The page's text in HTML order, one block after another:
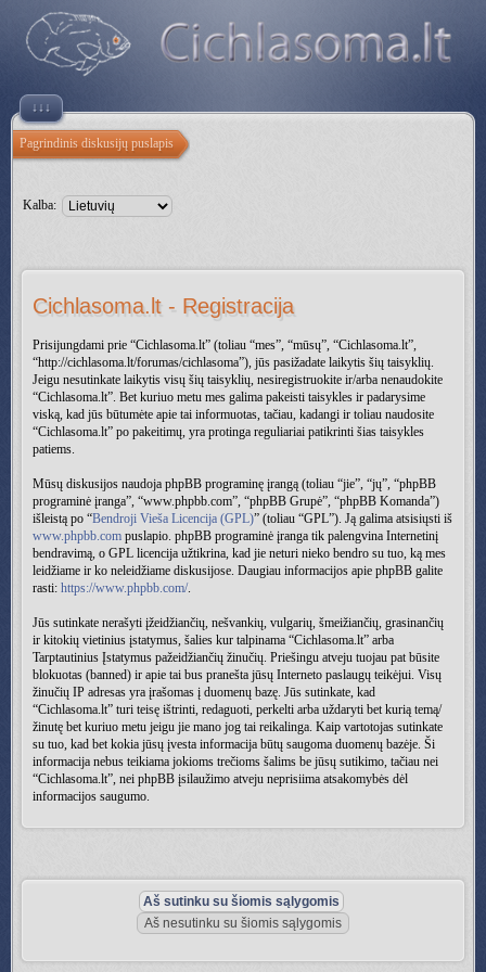
↓↓↓
Pagrindinis diskusijų puslapis
Kalba:
Cichlasoma.lt - Registracija
Prisijungdami prie “Cichlasoma.lt” (toliau “mes”, “mūsų”, “Cichlasoma.lt”,
“http://cichlasoma.lt/forumas/cichlasoma”), jūs pasižadate laikytis šių taisyklių.
Jeigu nesutinkate laikytis visų šių taisyklių, nesiregistruokite ir/arba nenaudokite
“Cichlasoma.lt”. Bet kuriuo metu mes galima pakeisti taisykles ir padarysime
viską, kad jūs būtumėte apie tai informuotas, tačiau, kadangi ir toliau naudosite
“Cichlasoma.lt” po pakeitimų, yra protinga reguliariai patikrinti šias taisykles
patiems.
Mūsų diskusijos naudoja phpBB programinę įrangą (toliau “jie”, “jų”, “phpBB
programinė įranga”, “www.phpbb.com”, “phpBB Grupė”, “phpBB Komanda”)
išleistą po “Bendroji Vieša Licencija (GPL)” (toliau “GPL”). Ją galima atsisiųsti iš
www.phpbb.com puslapio. phpBB programinė įranga tik palengvina Internetinį
bendravimą, o GPL licencija užtikrina, kad jie neturi nieko bendro su tuo, ką mes
leidžiame ir ko neleidžiame diskusijose. Daugiau informacijos apie phpBB galite
rasti: https://www.phpbb.com/.
Jūs sutinkate nerašyti įžeidžiančių, nešvankių, vulgarių, šmeižiančių, grasinančių
ir kitokių vietinius įstatymus, šalies kur talpinama “Cichlasoma.lt” arba
Tarptautinius Įstatymus pažeidžiančių žinučių. Priešingu atveju tuojau pat būsite
blokuotas (banned) ir apie tai bus pranešta jūsų Interneto paslaugų teikėjui. Visų
žinučių IP adresas yra įrašomas į duomenų bazę. Jūs sutinkate, kad
“Cichlasoma.lt” turi teisę ištrinti, redaguoti, perkelti arba uždaryti bet kurią temą/
žinutę bet kuriuo metu jeigu jie mano jog tai reikalinga. Kaip vartotojas sutinkate
su tuo, kad bet kokia jūsų įvesta informacija būtų saugoma duomenų bazėje. Ši
informacija nebus teikiama jokioms trečioms šalims be jūsų sutikimo, tačiau nei
“Cichlasoma.lt”, nei phpBB įsilaužimo atveju neprisiima atsakomybės dėl
informacijos saugumo.